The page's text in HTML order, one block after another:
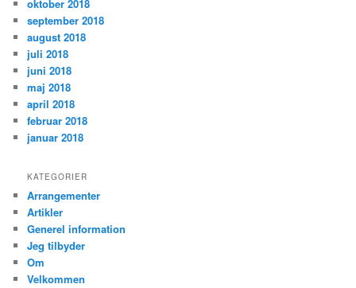
oktober 2018
september 2018
august 2018
juli 2018
juni 2018
maj 2018
april 2018
februar 2018
januar 2018
KATEGORIER
Arrangementer
Artikler
Generel information
Jeg tilbyder
Om
Velkommen